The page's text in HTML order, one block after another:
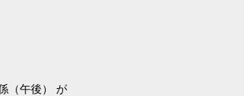
（午後） が